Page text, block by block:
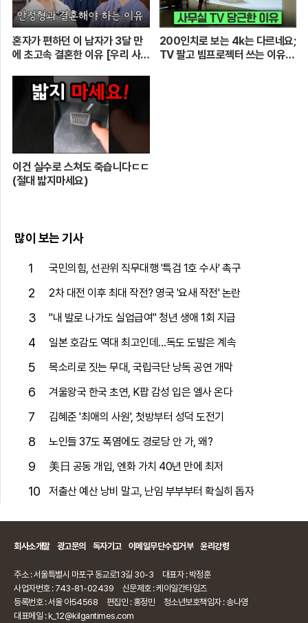
혼자가 편하던 이 남자가 3달 만
에 초고속 결혼한 이유 [우리 사이
200인치로 보는 4k는 다르네요;
TV 팔고 빔프로젝터 쓰는 이유
이건 실수로 스쳐도 죽습니다ㄷㄷ
(절대 밟지마세요)
많이 보는 기사
1 국민의힘, 선관위 직무대행 '특검 1호 수사' 촉구
2 2차 대전 이후 최대 작전? 영국 '요새 작전' 논란
3 "내 발로 나가도 실업급여" 청년 생애 1회 지급
4 일본 호감도 역대 최고인데…독도 도발은 계속
5 목소리로 짓는 무대, 국립극단 낭독 공연 개막
6 겨울왕국 한국 초연, K팝 감성 입은 엘사 온다
7 김혜준 '최애의 사원', 첫방부터 성덕 도전기
8 노인들 37도 폭염에도 경로당 안 가, 왜?
9 美日 공동 개입, 엔화 가치 40년 만에 최저
10 저출산 예산 낭비 말고, 난임 부부부터 확실히 돕자
회사소개말 광고문의 독자기고 이메일무단수집거부 윤리강령
주소 : 서울특별시 마포구 동교로13길 30-3
대표자 : 박정훈
사업자번호 : 743-81-02439
신문제호 : 케이일간타임즈
등록번호 : 서울 아54568
편집인 : 홍정민
청소년보호책임자 : 송나영
대표메일 : k_12@kilgantimes.com